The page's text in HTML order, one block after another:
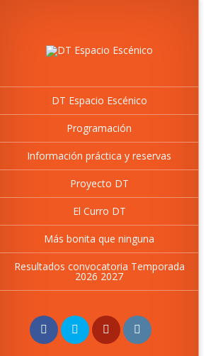
DT Espacio Escénico
Programación
Información práctica y reservas
Proyecto DT
El Curro DT
Más bonita que ninguna
Resultados convocatoria Temporada
2026 2027